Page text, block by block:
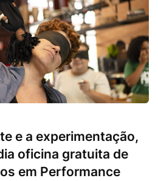
e a experimentação,
oficina gratuita de
em Performance